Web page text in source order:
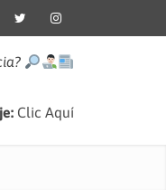
Clic Aquí